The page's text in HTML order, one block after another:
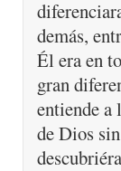
demás,
Él era en
gran
entiende a
de Dios